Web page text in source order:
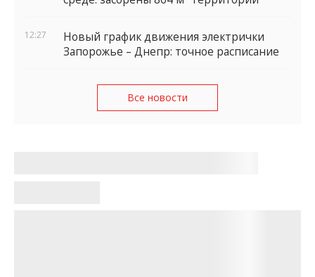
12:27
Новый график движения электрички
Запорожье – Днепр: точное расписание
Все новости